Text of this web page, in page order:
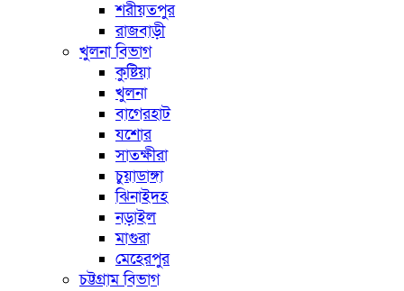
শরীয়তপুর
রাজবাড়ী
খুলনা বিভাগ
কুষ্টিয়া
খুলনা
বাগেরহাট
যশোর
সাতক্ষীরা
চুয়াডাঙ্গা
ঝিনাইদহ
নড়াইল
মাগুরা
মেহেরপুর
চট্টগ্রাম বিভাগ